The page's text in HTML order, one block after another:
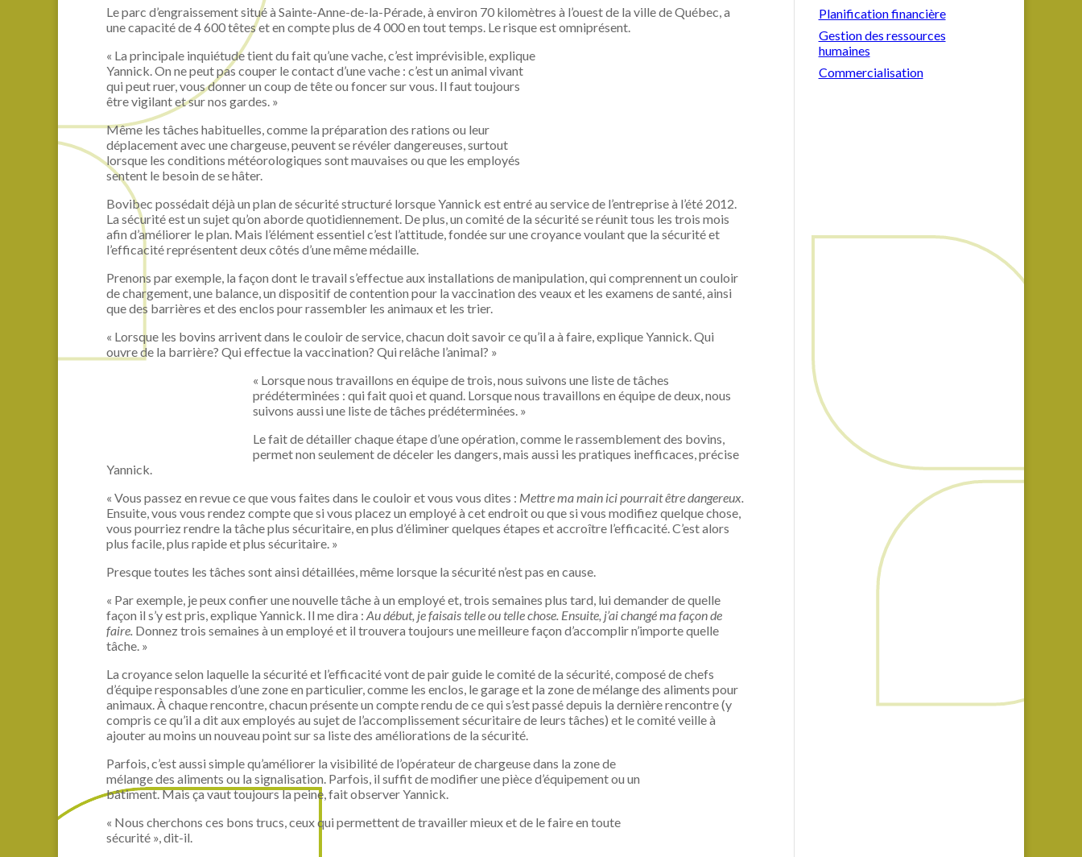
Le parc d’engraissement situé à Sainte-Anne-de-la-Pérade, à environ 70 kilomètres à l’ouest de la ville de Québec, a
une capacité de 4 600 têtes et en compte plus de 4 000 en tout temps. Le risque est omniprésent.
« La principale inquiétude tient du fait qu’une vache, c’est imprévisible, explique
Yannick. On ne peut pas couper le contact d’une vache : c’est un animal vivant
qui peut ruer, vous donner un coup de tête ou foncer sur vous. Il faut toujours
être vigilant et sur nos gardes. »
Même les tâches habituelles, comme la préparation des rations ou leur
déplacement avec une chargeuse, peuvent se révéler dangereuses, surtout
lorsque les conditions météorologiques sont mauvaises ou que les employés
sentent le besoin de se hâter.
Bovibec possédait déjà un plan de sécurité structuré lorsque Yannick est entré au service de l’entreprise à l’été 2012.
La sécurité est un sujet qu’on aborde quotidiennement. De plus, un comité de la sécurité se réunit tous les trois mois
afin d’améliorer le plan. Mais l’élément essentiel c’est l’attitude, fondée sur une croyance voulant que la sécurité et
l’efficacité représentent deux côtés d’une même médaille.
Prenons par exemple, la façon dont le travail s’effectue aux installations de manipulation, qui comprennent un couloir
de chargement, une balance, un dispositif de contention pour la vaccination des veaux et les examens de santé, ainsi
que des barrières et des enclos pour rassembler les animaux et les trier.
« Lorsque les bovins arrivent dans le couloir de service, chacun doit savoir ce qu’il a à faire, explique Yannick. Qui
ouvre de la barrière? Qui effectue la vaccination? Qui relâche l’animal? »
« Lorsque nous travaillons en équipe de trois, nous suivons une liste de tâches
prédéterminées : qui fait quoi et quand. Lorsque nous travaillons en équipe de deux, nous
suivons aussi une liste de tâches prédéterminées. »
Le fait de détailler chaque étape d’une opération, comme le rassemblement des bovins,
permet non seulement de déceler les dangers, mais aussi les pratiques inefficaces, précise
Yannick.
« Vous passez en revue ce que vous faites dans le couloir et vous vous dites : Mettre ma main ici pourrait être dangereux.
Ensuite, vous vous rendez compte que si vous placez un employé à cet endroit ou que si vous modifiez quelque chose,
vous pourriez rendre la tâche plus sécuritaire, en plus d’éliminer quelques étapes et accroître l’efficacité. C’est alors
plus facile, plus rapide et plus sécuritaire. »
Presque toutes les tâches sont ainsi détaillées, même lorsque la sécurité n’est pas en cause.
« Par exemple, je peux confier une nouvelle tâche à un employé et, trois semaines plus tard, lui demander de quelle
façon il s’y est pris, explique Yannick. Il me dira : Au début, je faisais telle ou telle chose. Ensuite, j’ai changé ma façon de
faire. Donnez trois semaines à un employé et il trouvera toujours une meilleure façon d’accomplir n’importe quelle
tâche. »
La croyance selon laquelle la sécurité et l’efficacité vont de pair guide le comité de la sécurité, composé de chefs
d’équipe responsables d’une zone en particulier, comme les enclos, le garage et la zone de mélange des aliments pour
animaux. À chaque rencontre, chacun présente un compte rendu de ce qui s’est passé depuis la dernière rencontre (y
compris ce qu’il a dit aux employés au sujet de l’accomplissement sécuritaire de leurs tâches) et le comité veille à
ajouter au moins un nouveau point sur sa liste des améliorations de la sécurité.
Parfois, c’est aussi simple qu’améliorer la visibilité de l’opérateur de chargeuse dans la zone de
mélange des aliments ou la signalisation. Parfois, il suffit de modifier une pièce d’équipement ou un
bâtiment. Mais ça vaut toujours la peine, fait observer Yannick.
« Nous cherchons ces bons trucs, ceux qui permettent de travailler mieux et de le faire en toute
sécurité », dit-il.
Planification financière
Gestion des ressources
humaines
Commercialisation